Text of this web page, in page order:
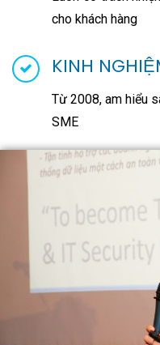
cho khách hàng
KINH
Từ 2008, am hiểu
SME